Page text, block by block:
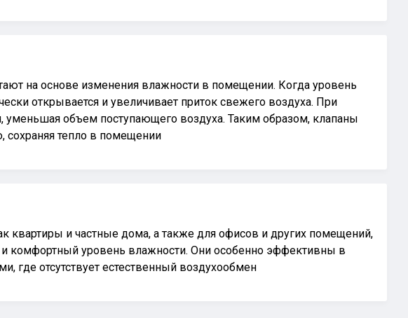
на основе изменения влажности в помещении. Когда уровень
открывается и увеличивает приток свежего воздуха. При
уменьшая объем поступающего воздуха. Таким образом, клапаны
тепло в помещении
квартиры и частные дома, а также для офисов и других помещений,
комфортный уровень влажности. Они особенно эффективны в
где отсутствует естественный воздухообмен